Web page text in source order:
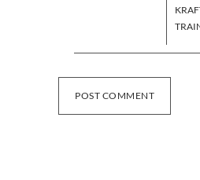
POST COMMENT